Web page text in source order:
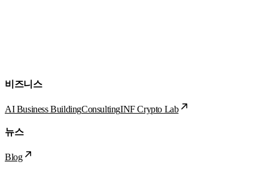
비즈니스
AI Business BuildingConsultingINF Crypto Lab
뉴스
Blog